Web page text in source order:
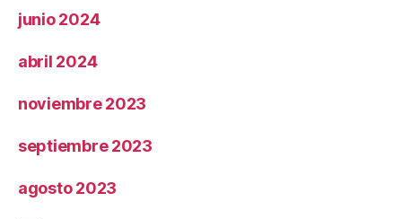
junio 2024
abril 2024
noviembre 2023
septiembre 2023
agosto 2023